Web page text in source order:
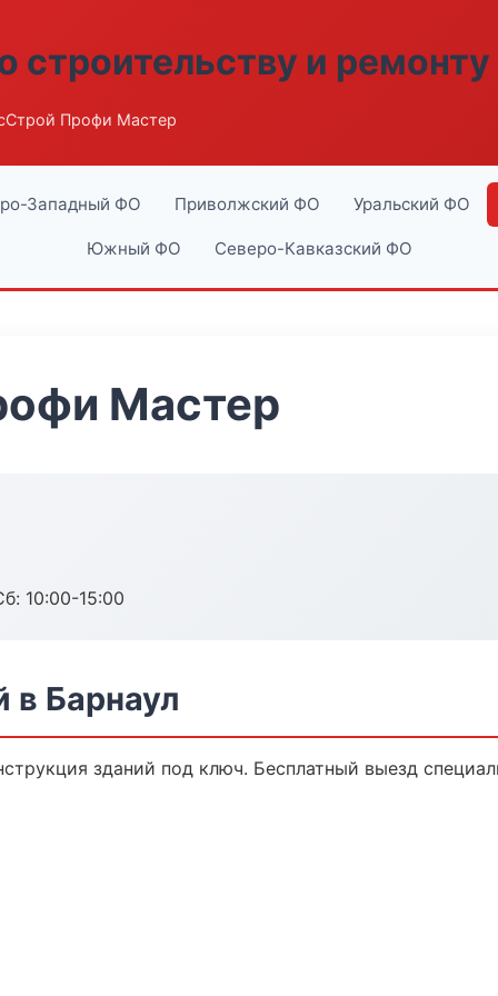
строительству и ремонту
Профи Мастер
Западный ФО Приволжский ФО Уральский ФО
Южный ФО Северо-Кавказский ФО
Мастер
10:00-15:00
в Барнаул
зданий под ключ. Бесплатный выезд